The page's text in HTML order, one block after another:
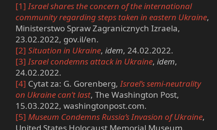
[1] Israel shares the concern of the international
community regarding steps taken in eastern Ukraine,
Ministerstwo Spraw Zagranicznych Izraela,
23.02.2022, gov.il/en.​
[2] Situation in Ukraine, idem, 24.02.2022.​
[3] Israel condemns attack in Ukraine, idem,
24.02.2022.​
[4] Cytat za: G. Gorenberg,Israel’s semi-neutrality
on Ukraine can’t last, The Washington Post,
15.03.2022, washingtonpost.com.​
[5] Museum Condemns Russia’s Invasion of Ukraine,